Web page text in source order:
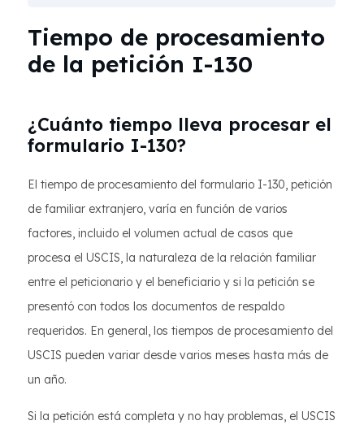
Tiempo de procesamiento
de la petición I-130
¿Cuánto tiempo lleva procesar el
formulario I-130?
El tiempo de procesamiento del formulario I-130, petición
de familiar extranjero, varía en función de varios
factores, incluido el volumen actual de casos que
procesa el USCIS, la naturaleza de la relación familiar
entre el peticionario y el beneficiario y si la petición se
presentó con todos los documentos de respaldo
requeridos. En general, los tiempos de procesamiento del
USCIS pueden variar desde varios meses hasta más de
un año.
Si la petición está completa y no hay problemas, el USCIS